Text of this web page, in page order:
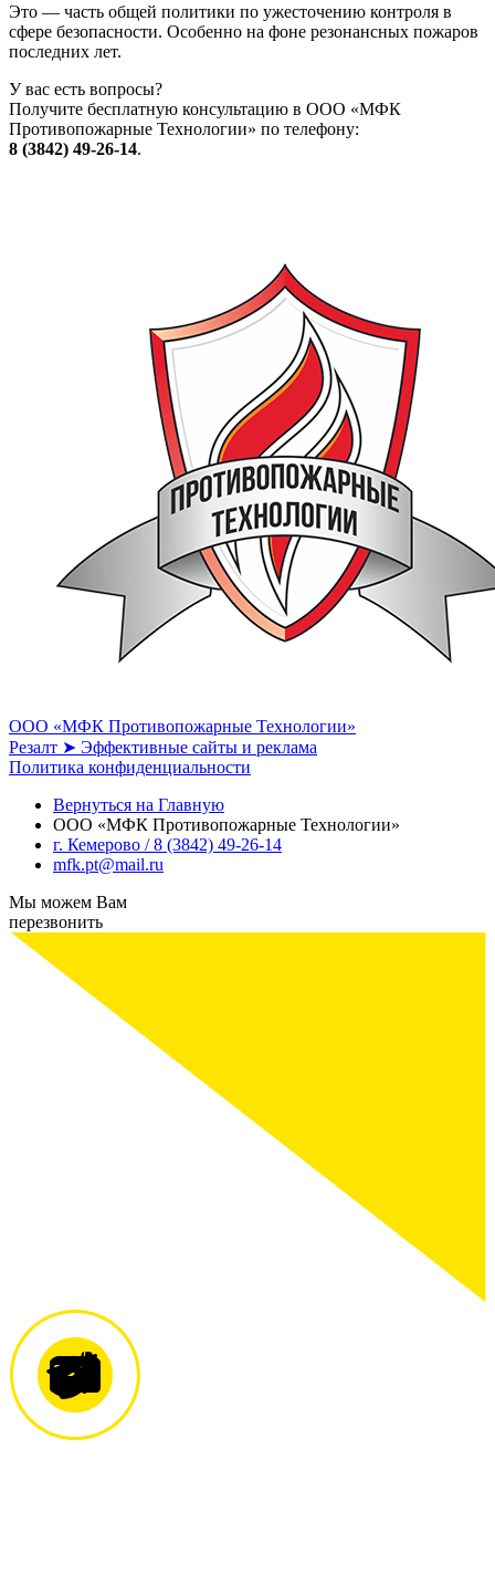
Это — часть общей политики по ужесточению контроля в
сфере безопасности. Особенно на фоне резонансных пожаров
последних лет.
У вас есть вопросы?
Получите бесплатную консультацию в ООО «МФК
Противопожарные Технологии» по телефону:
8 (3842) 49-26-14.
ООО «МФК Противопожарные Технологии»
Резалт ➤ Эффективные сайты и реклама
Политика конфиденциальности
Вернуться на Главную
ООО «МФК Противопожарные Технологии»
г. Кемерово / 8 (3842) 49-26-14
mfk.pt@mail.ru
Мы можем Вам
перезвонить